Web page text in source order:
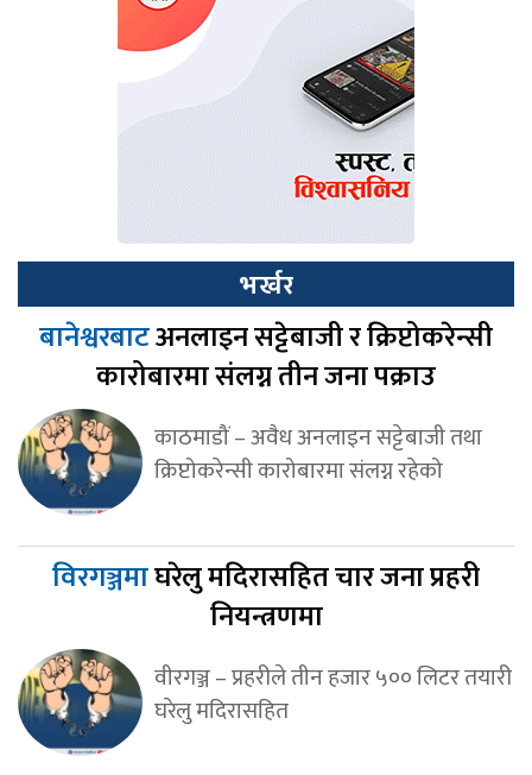
भर्खर
बानेश्वरबाटअनलाइन सट्टेबाजी र क्रिप्टोकरेन्सी
कारोबारमा संलग्न तीन जना पक्राउ
काठमाडौं – अवैध अनलाइन सट्टेबाजी तथा
क्रिप्टोकरेन्सी कारोबारमा संलग्न रहेको
विरगञ्जमाघरेलु मदिरासहित चार जना प्रहरी
नियन्त्रणमा
वीरगञ्ज – प्रहरीले तीन हजार ५०० लिटर तयारी
घरेलु मदिरासहित